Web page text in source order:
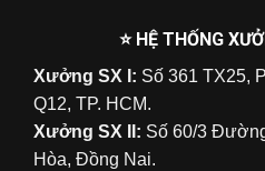
⭐ HỆ THỐNG
Xưởng SX I: Số 361 TX25,
Q12, TP. HCM.
Xưởng SX II: Số 60/3
Hòa, Đồng Nai.